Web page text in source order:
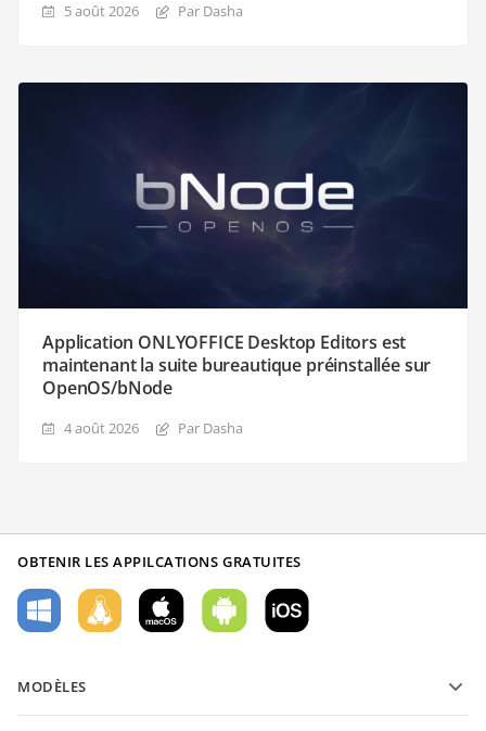
5 août 2026 Par Dasha
Application ONLYOFFICE Desktop Editors est
maintenant la suite bureautique préinstallée sur
OpenOS/bNode
4 août 2026 Par Dasha
OBTENIR LES APPILCATIONS GRATUITES
MODÈLES